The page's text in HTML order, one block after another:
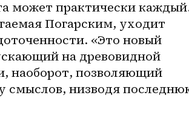
может практически
Погарским, уходит
«Это новый
на древовидной
наоборот, позволяющий
смыслов, низводя